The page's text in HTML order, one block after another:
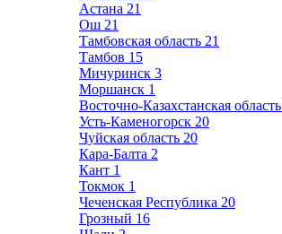
Астана 21
Ош 21
Тамбовская область 21
Тамбов 15
Мичуринск 3
Моршанск 1
Восточно-Казахстанская область
Усть-Каменогорск 20
Чуйская область 20
Кара-Балта 2
Кант 1
Токмок 1
Чеченская Республика 20
Грозный 16